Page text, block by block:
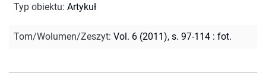
Typ obiektu: Artykuł
Tom/Wolumen/Zeszyt: Vol. 6 (2011), s. 97-114 : fot.